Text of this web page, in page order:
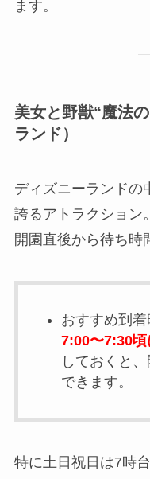
ます。
美女と野獣“魔法
ランド）
ディズニーランドの
誇るアトラクション
開園直後から待ち時
おすすめ到着
7:00〜7:30
しておくと
できます。
特に土日祝日は7時